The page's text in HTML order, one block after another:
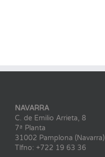
NAVARRA
C. de Emilio Arrieta, 8
7ª Planta
31002 Pamplona (Navarra)
Tlfno: +722 19 63 36